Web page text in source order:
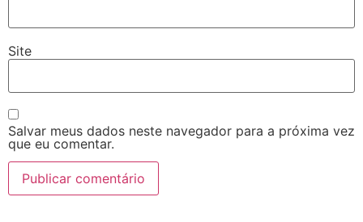
Site
Salvar meus dados neste navegador para a próxima vez
que eu comentar.